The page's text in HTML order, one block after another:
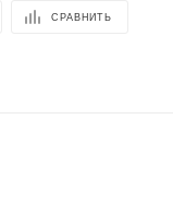
СРАВНИТЬ